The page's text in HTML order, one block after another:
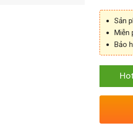
Sản
Miễn
Bảo